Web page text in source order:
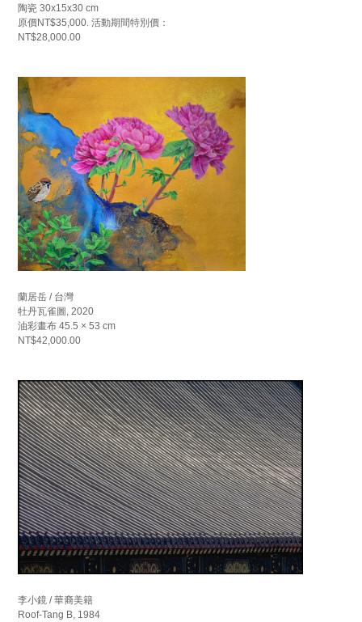
陶瓷 30x15x30 cm
原價NT$35,000. 活動期間特別價：
NT$28,000.00
蘭居岳 / 台灣
牡丹瓦雀圖, 2020
油彩畫布 45.5 × 53 cm
NT$42,000.00
李小鏡 / 華裔美籍
Roof-Tang B, 1984